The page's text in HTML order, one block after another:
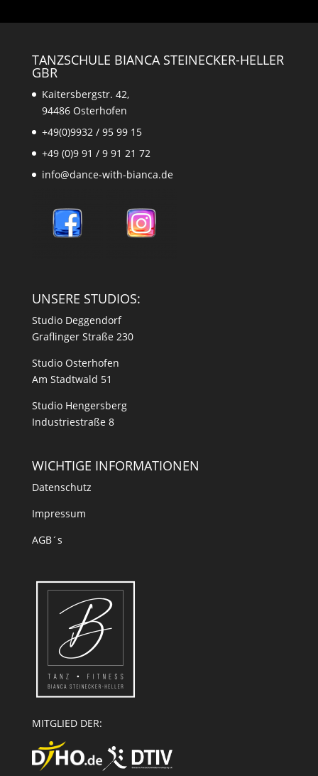
TANZSCHULE BIANCA STEINECKER-HELLER
GBR
Kaitersbergstr. 42,
94486 Osterhofen
+49(0)9932 / 95 99 15
+49 (0)9 91 / 9 91 21 72
info@dance-with-bianca.de
UNSERE STUDIOS:
Studio Deggendorf
Graflinger Straße 230
Studio Osterhofen
Am Stadtwald 51
Studio Hengersberg
Industriestraße 8
WICHTIGE INFORMATIONEN
Datenschutz
Impressum
AGB´s
MITGLIED DER: